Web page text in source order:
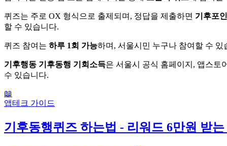
퀴즈는 주로 OX 형식으로 출제되며, 정답을 제출하면 기후포
할 수 있습니다.
퀴즈 참여는 하루 1회 가능하며, 서울시민 누구나 참여할 수
기후행동 기후동행 기회소득은 서울시 공식 홈페이지, 앱스토
수 있습니다.
📖
앱테크 가이드
기후동행퀴즈 하는법 - 리워드 6만원 받는